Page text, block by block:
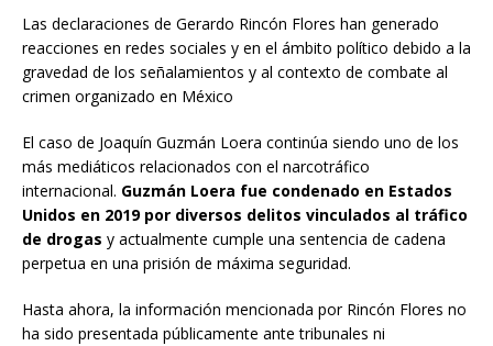
Las declaraciones de Gerardo Rincón Flores han generado
reacciones en redes sociales y en el ámbito político debido a la
gravedad de los señalamientos y al contexto de combate al
crimen organizado en México
El caso de Joaquín Guzmán Loera continúa siendo uno de los
más mediáticos relacionados con el narcotráfico
internacional. Guzmán Loera fue condenado en Estados
Unidos en 2019 por diversos delitos vinculados al tráfico
de drogas y actualmente cumple una sentencia de cadena
perpetua en una prisión de máxima seguridad.
Hasta ahora, la información mencionada por Rincón Flores no
ha sido presentada públicamente ante tribunales ni